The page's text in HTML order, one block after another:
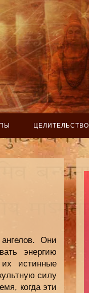
ЦЕЛИТЕЛЬСТВО
Они
энергию
истинные
силу
когда эти